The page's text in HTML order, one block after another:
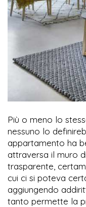
Più o meno lo
nessuno lo
appartamento ha
attraversa il muro
trasparente,
cui ci si poteva
aggiungendo
tanto permette la